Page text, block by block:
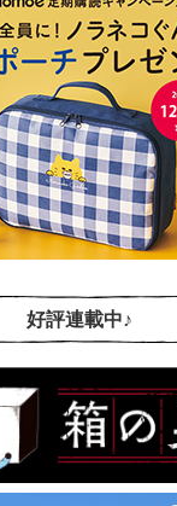
好評連載中♪